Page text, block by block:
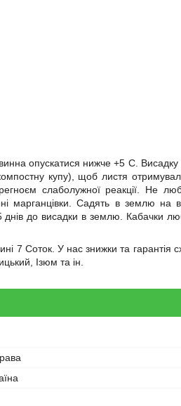
опускатися нижче +5 C. Висадку
купу), щоб листя
слаболужної реакції. Не
марганцівки. Садять в землю на
до висадки в землю. Кабачки
7 Соток. У нас знижки та гарантія
Ізюм та ін.